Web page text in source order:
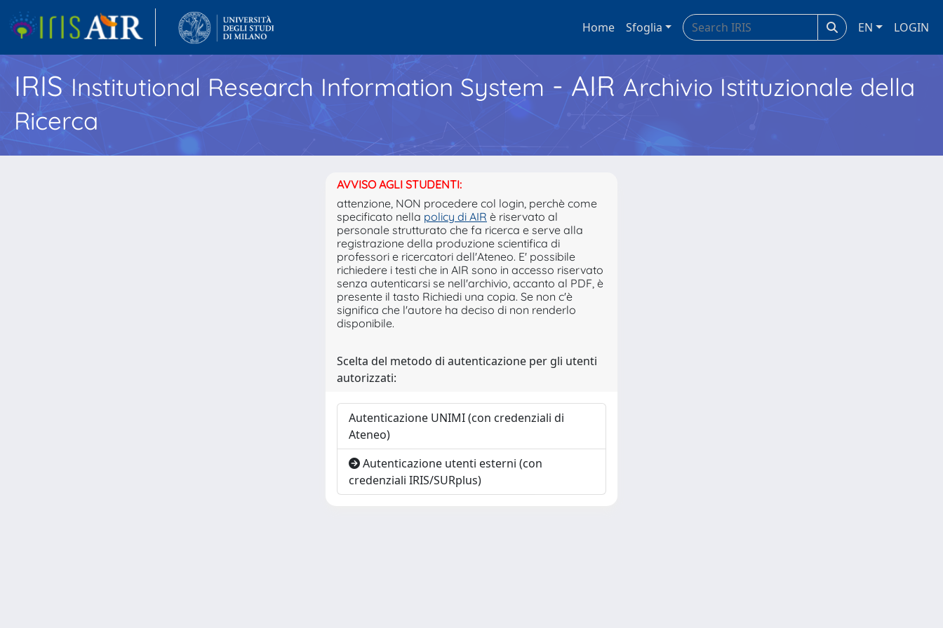
Home Sfoglia EN LOGIN
IRISInstitutional Research Information System - AIR Archivio Istituzionale della
Ricerca
AVVISO AGLI STUDENTI:
attenzione, NON procedere col login, perchè come
specificato nella policy di AIR è riservato al
personale strutturato che fa ricerca e serve alla
registrazione della produzione scientifica di
professori e ricercatori dell'Ateneo. E' possibile
richiedere i testi che in AIR sono in accesso riservato
senza autenticarsi se nell'archivio, accanto al PDF, è
presente il tasto Richiedi una copia. Se non c'è
significa che l'autore ha deciso di non renderlo
disponibile.
Scelta del metodo di autenticazione per gli utenti
autorizzati:
Autenticazione UNIMI (con credenziali di
Ateneo)
Autenticazione utenti esterni (con
credenziali IRIS/SURplus)